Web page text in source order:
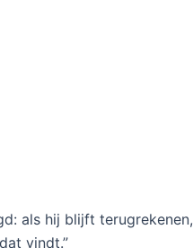
als hij blijft terugrekenen,
vindt.”